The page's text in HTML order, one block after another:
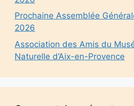
Prochaine Assemblée
2026
Association des Amis du
Naturelle d’Aix-en-Provence